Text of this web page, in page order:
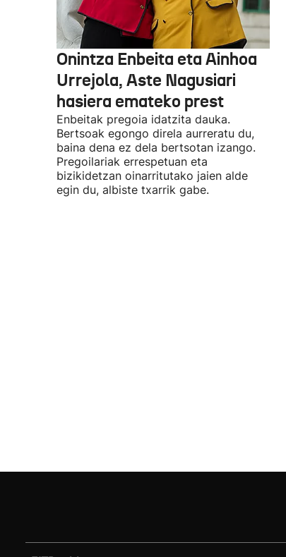
Onintza Enbeita eta Ainhoa
Urrejola, Aste Nagusiari
hasiera emateko prest
Enbeitak pregoia idatzita dauka.
Bertsoak egongo direla aurreratu du,
baina dena ez dela bertsotan izango.
Pregoilariak errespetuan eta
bizikidetzan oinarritutako jaien alde
egin du, albiste txarrik gabe.